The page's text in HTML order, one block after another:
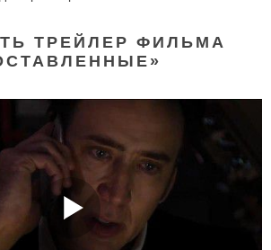
ТРЕЙЛЕР ФИЛЬМА